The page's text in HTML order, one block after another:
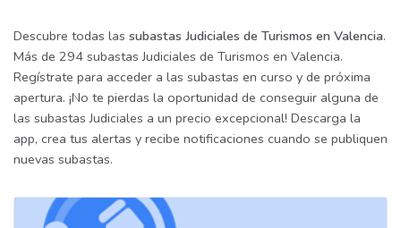
Descubre todas las subastas Judiciales de Turismos en Valencia.
Más de 294 subastas Judiciales de Turismos en Valencia.
Regístrate para acceder a las subastas en curso y de próxima
apertura. ¡No te pierdas la oportunidad de conseguir alguna de
las subastas Judiciales a un precio excepcional! Descarga la
app, crea tus alertas y recibe notificaciones cuando se publiquen
nuevas subastas.